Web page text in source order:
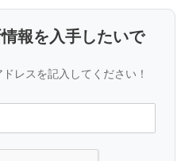
報を入手したいで
レスを記入してください！